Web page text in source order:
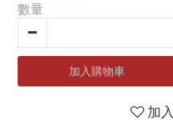
數量
加入購物車
加